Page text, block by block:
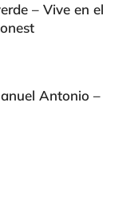
– Vive en el
Antonio –